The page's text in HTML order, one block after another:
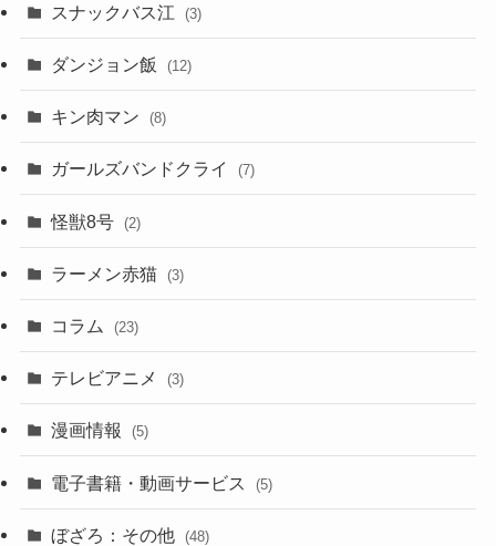
スナックバス江 (3)
ダンジョン飯 (12)
キン肉マン (8)
ガールズバンドクライ (7)
怪獣8号 (2)
ラーメン赤猫 (3)
コラム (23)
テレビアニメ (3)
漫画情報 (5)
電子書籍・動画サービス (5)
ぼざろ：その他 (48)